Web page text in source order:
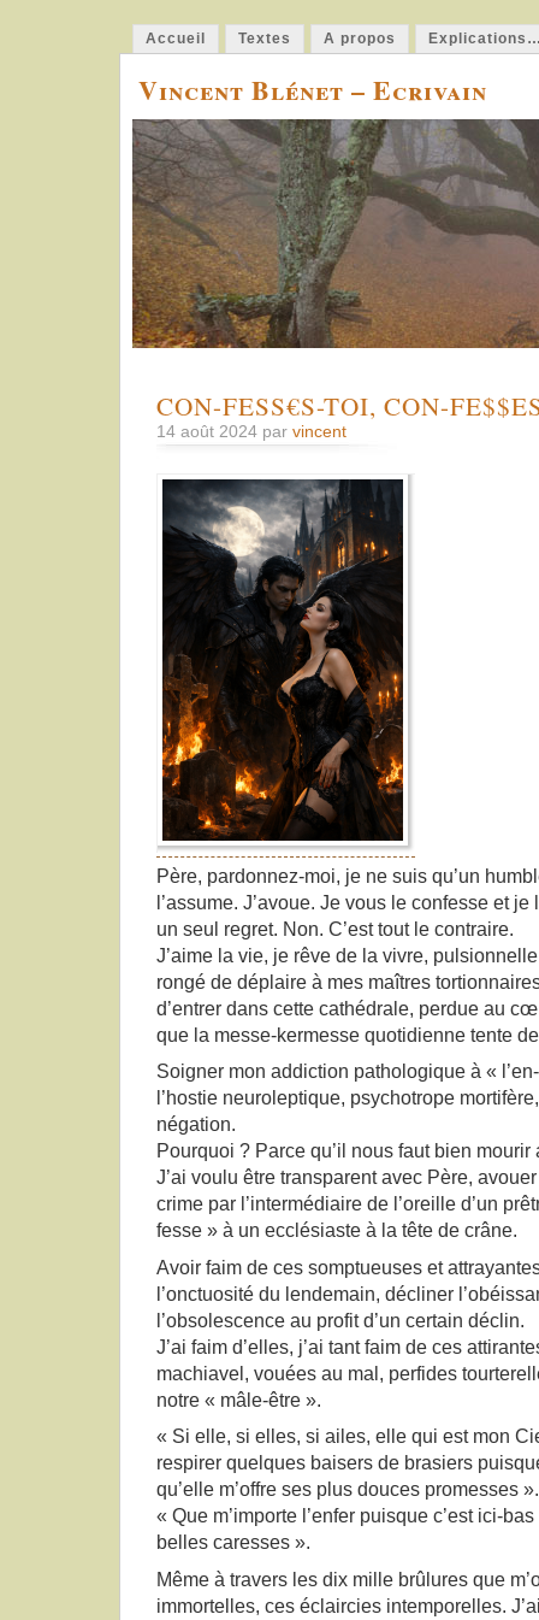
Accueil Textes A propos
Vincent Blénet – Ecrivain
CON-FESS€S-TOI, CON-
14 août 2024 par vincent
Père, pardonnez-moi, je ne suis qu’un
l’assume. J’avoue. Je vous le confesse et
un seul regret. Non. C’est tout le contraire.
J’aime la vie, je rêve de la vivre,
rongé de déplaire à mes maîtres
d’entrer dans cette cathédrale, perdue au
que la messe-kermesse quotidienne tente de
Soigner mon addiction pathologique à «
l’hostie neuroleptique, psychotrope
négation.
Pourquoi ? Parce qu’il nous faut bien
J’ai voulu être transparent avec Père,
crime par l’intermédiaire de l’oreille d’un
fesse » à un ecclésiaste à la tête de crâne.
Avoir faim de ces somptueuses et
l’onctuosité du lendemain, décliner
l’obsolescence au profit d’un certain déclin.
J’ai faim d’elles, j’ai tant faim de ces
machiavel, vouées au mal, perfides
notre « mâle-être ».
« Si elle, si elles, si ailes, elle qui est mon
respirer quelques baisers de brasiers
qu’elle m’offre ses plus douces promesses ».
« Que m’importe l’enfer puisque c’est ici-
belles caresses ».
Même à travers les dix mille brûlures que
immortelles, ces éclaircies intemporelles.